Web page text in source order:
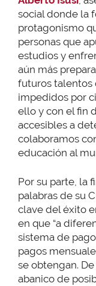
social donde la
protagonismo
personas que
estudios y
aún más
futuros talentos
impedidos por
ello y con el fin
accesibles a
colaboramos
educación al
Por su parte, la
palabras de su
clave del éxito
en que “a
sistema de
pagos
se obtengan.
abanico de